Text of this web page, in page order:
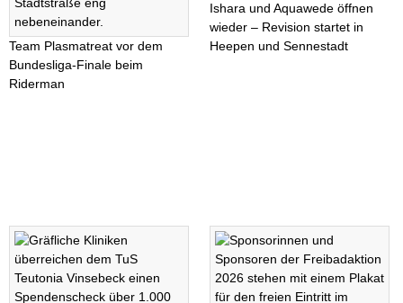
Team Plasmatreat vor dem
Bundesliga-Finale beim
Riderman
Ishara und Aquawede öffnen
wieder – Revision startet in
Heepen und Sennestadt